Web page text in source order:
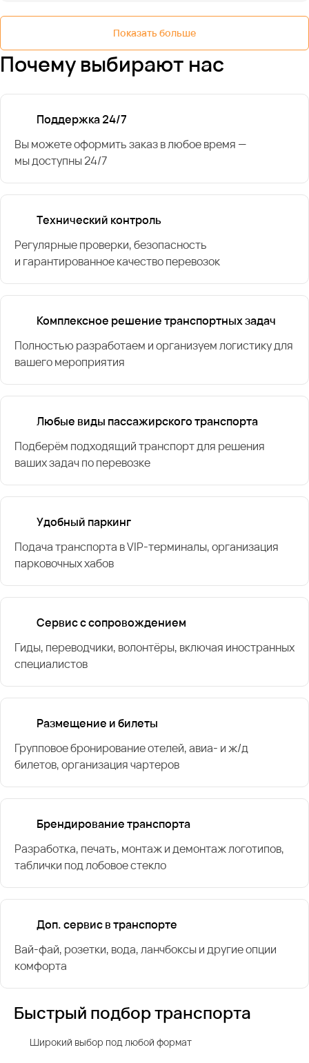
Показать больше
Почему выбирают нас
Поддержка 24/7
Вы можете оформить заказ в любое время —
мы доступны 24/7
Технический контроль
Регулярные проверки, безопасность
и гарантированное качество перевозок
Комплексное решение транспортных задач
Полностью разработаем и организуем логистику для
вашего мероприятия
Любые виды пассажирского транспорта
Подберём подходящий транспорт для решения
ваших задач по перевозке
Удобный паркинг
Подача транспорта в VIP-терминалы, организация
парковочных хабов
Сервис с сопровождением
Гиды, переводчики, волонтёры, включая иностранных
специалистов
Размещение и билеты
Групповое бронирование отелей, авиа- и ж/д
билетов, организация чартеров
Брендирование транспорта
Разработка, печать, монтаж и демонтаж логотипов,
таблички под лобовое стекло
Доп. сервис в транспорте
Вай-фай, розетки, вода, ланчбоксы и другие опции
комфорта
Быстрый подбор транспорта
Широкий выбор под любой формат